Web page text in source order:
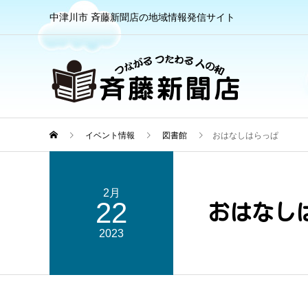
中津川市 斉藤新聞店の地域情報発信サイト
イベント情報 図書館 おはなしはらっぱ
2月
22
2023
おはなし